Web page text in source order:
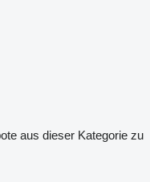
aus dieser Kategorie zu